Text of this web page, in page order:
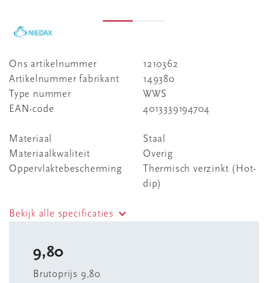
Ons artikelnummer
1210362
Artikelnummer fabrikant
149380
Type nummer
WWS
EAN-code
4013339194704
Materiaal
Staal
Materiaalkwaliteit
Overig
Oppervlaktebescherming
Thermisch verzinkt (Hot-
dip)
Bekijk alle specificaties
9,80
Brutoprijs 9,80